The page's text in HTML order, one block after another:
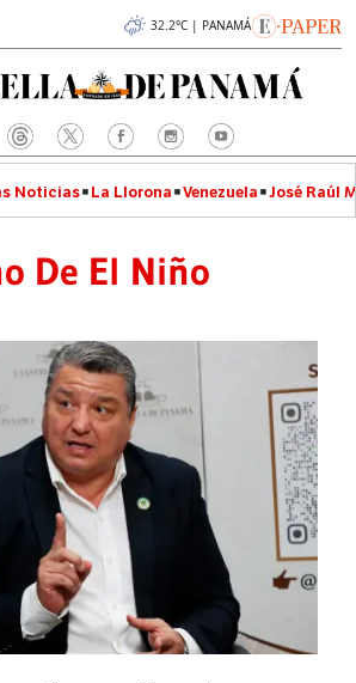
32.2°C | PANAMÁ
Noticias La Llorona Venezuela José Raúl
De El Niño